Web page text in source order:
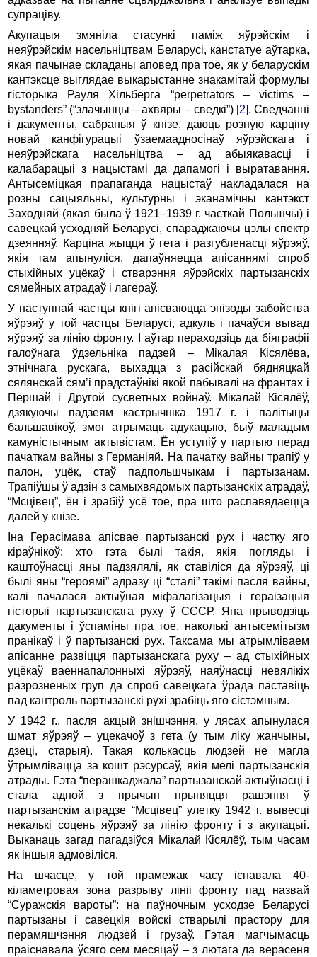
супраціву.
Акупацыя змяніла стасункі паміж яўрэйскім і
неяўрэйскім насельніцтвам Беларусі, канстатуе аўтарка,
якая пачынае складаны аповед пра тое, як у беларускім
кантэксце выглядае выкарыстанне знакамітай формулы
гісторыка Рауля Хільберга “perpetrators – victims –
bystanders” (“злачынцы – ахвяры – сведкі”) [2]. Сведчанні
і дакументы, сабраныя ў кнізе, даюць розную карціну
новай канфігурацыі ўзаемаадносінаў яўрэйскага і
неяўрэйскага насельніцтва – ад абыякавасці і
калабарацыі з нацыстамі да дапамогі і выратавання.
Антысеміцкая прапаганда нацыстаў накладалася на
розны сацыяльны, культурны і эканамічны кантэкст
Заходняй (якая была ў 1921–1939 г. часткай Польшчы) і
савецкай усходняй Беларусі, спараджаючы цэлы спектр
дзеянняў. Карціна жыцця ў гета і разгубленасці яўрэяў,
якія там апынуліся, дапаўняецца апісаннямі спроб
стыхійных уцёкаў і стварэння яўрэйскіх партызанскіх
сямейных атрадаў і лагераў.
У наступнай частцы кнігі апісваюцца эпізоды забойства
яўрэяў у той частцы Беларусі, адкуль і пачаўся вывад
яўрэяў за лінію фронту. І аўтар пераходзіць да біяграфіі
галоўнага ўдзельніка падзей – Мікалая Кісялёва,
этнічнага рускага, выхадца з расійскай бядняцкай
сялянскай сям’і прадстаўнікі якой пабывалі на франтах і
Першай і Другой сусветных войнаў. Мікалай Кісялёў,
дзякуючы падзеям кастрычніка 1917 г. і палітыцы
бальшавікоў, змог атрымаць адукацыю, быў маладым
камуністычным актывістам. Ён уступіў у партыю перад
пачаткам вайны з Германіяй. На пачатку вайны трапіў у
палон, уцёк, стаў падпольшчыкам і партызанам.
Трапіўшы ў адзін з самыхвядомых партызанскіх атрадаў,
“Мсцівец”, ён і зрабіў усё тое, пра што распавядаецца
далей у кнізе.
Іна Герасімава апісвае партызанскі рух і частку яго
кіраўнікоў: хто гэта былі такія, якія погляды і
каштоўнасці яны падзялялі, як ставіліся да яўрэяў, ці
былі яны “героямі” адразу ці “сталі” такімі пасля вайны,
калі пачалася актыўная міфалагізацыя і гераізацыя
гісторыі партызанскага руху ў СССР. Яна прыводзіць
дакументы і ўспаміны пра тое, наколькі антысемітызм
пранікаў і ў партызанскі рух. Таксама мы атрымліваем
апісанне развіцця партызанскага руху – ад стыхійных
уцёкаў ваеннапалонныхі яўрэяў, наяўнасці невялікіх
разрозненых груп да спроб савецкага ўрада паставіць
пад кантроль партызанскі рухі зрабіць яго сістэмным.
У 1942 г., пасля акцый знішчэння, у лясах апынулася
шмат яўрэяў – уцекачоў з гета (у тым ліку жанчыны,
дзеці, старыя). Такая колькасць людзей не магла
ўтрымлівацца за кошт рэсурсаў, якія мелі партызанскія
атрады. Гэта “перашкаджала” партызанскай актыўнасці і
стала адной з прычын прыняцця рашэння ў
партызанскім атрадзе “Мсцівец” улетку 1942 г. вывесці
некалькі соцень яўрэяў за лінію фронту і з акупацыі.
Выканаць загад пагадзіўся Мікалай Кісялёў, тым часам
як іншыя адмовіліся.
На шчасце, у той прамежак часу існавала 40-
кіламетровая зона разрыву лініі фронту пад назвай
“Суражскія вароты”: на паўночным усходзе Беларусі
партызаны і савецкія войскі стварылі прастору для
перамяшчэння людзей і грузаў. Гэтая магчымасць
праіснавала ўсяго сем месяцаў – з лютага да верасеня